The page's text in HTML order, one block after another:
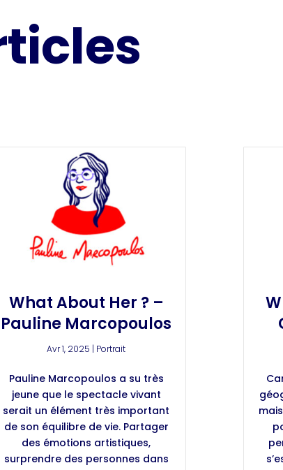
What About Her ? –
Pauline Marcopoulos
Avr 1, 2025 | Portrait
Pauline Marcopoulos a su très
jeune que le spectacle vivant
serait un élément très important
de son équilibre de vie. Partager
des émotions artistiques,
surprendre des personnes dans